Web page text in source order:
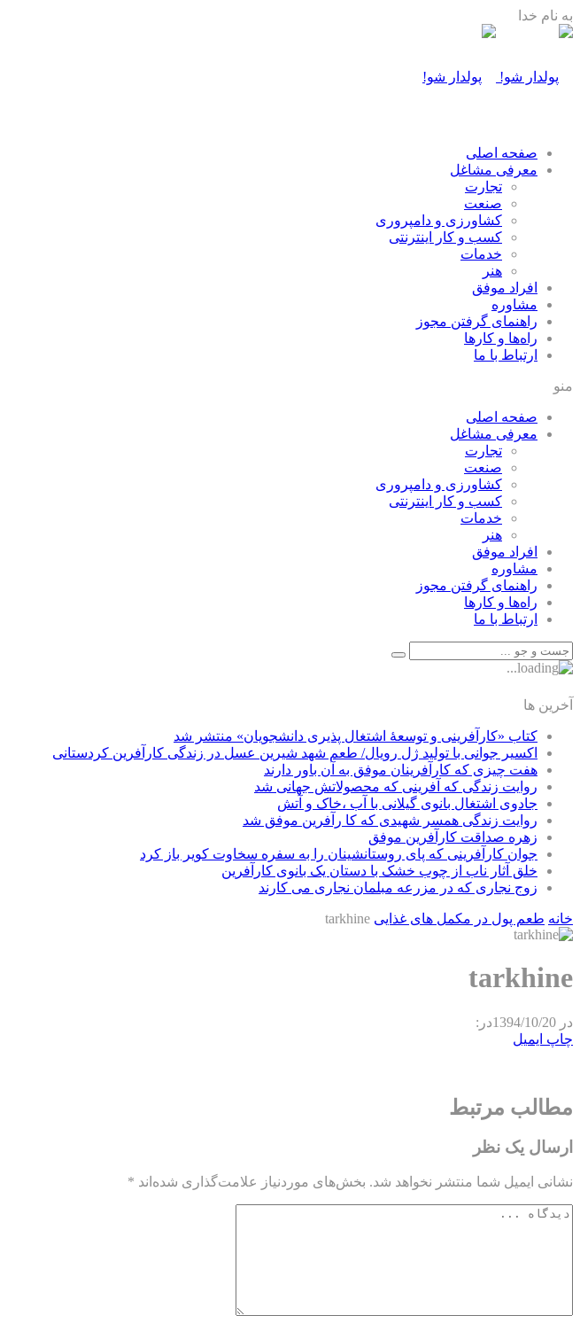
به نام خدا
صفحه اصلی
معرفی مشاغل
تجارت
صنعت
كشاورزی و دامپروری
كسب و كار اينترنتی
خدمات
هنر
افراد موفق
مشاوره
راهنمای گرفتن مجوز
راه‌ها و كارها
ارتباط با ما
منو
صفحه اصلی
معرفی مشاغل
تجارت
صنعت
كشاورزی و دامپروری
كسب و كار اينترنتی
خدمات
هنر
افراد موفق
مشاوره
راهنمای گرفتن مجوز
راه‌ها و كارها
ارتباط با ما
آخرین ها
کتاب «کارآفرینی و توسعۀ اشتغال پذیری دانشجویان» منتشر شد
اکسیر جوانی با تولید ژل رویال/ طعم شهد شیرین عسل‌ در زندگی کارآفرین کردستانی
هفت چیزی که کارآفرینان موفق به آن باور دارند
روایت زندگی که آفرینی که محصولاتش جهانی شد
جادوی اشتغال بانوی گیلانی با آب ،خاک و آتش
روایت زندگی همسر شهیدی که کا رآفرین موفق شد
زهره صداقت کارآفرین موفق
جوان کارآفرینی که پای روستانشینان را به سفره سخاوت کویر باز کرد
خلق آثار ناب از چوب خشک با دستان یک بانوی کارآفرین
زوج نجاری که در مزرعه مبلمان نجاری می کارند
خانه طعم پول در مکمل های غذایی tarkhine
tarkhine
در 1394/10/20در:
چاپ ایمیل
مطالب مرتبط
ارسال یک نظر
نشانی ایمیل شما منتشر نخواهد شد. بخش‌های موردنیاز علامت‌گذاری شده‌اند *